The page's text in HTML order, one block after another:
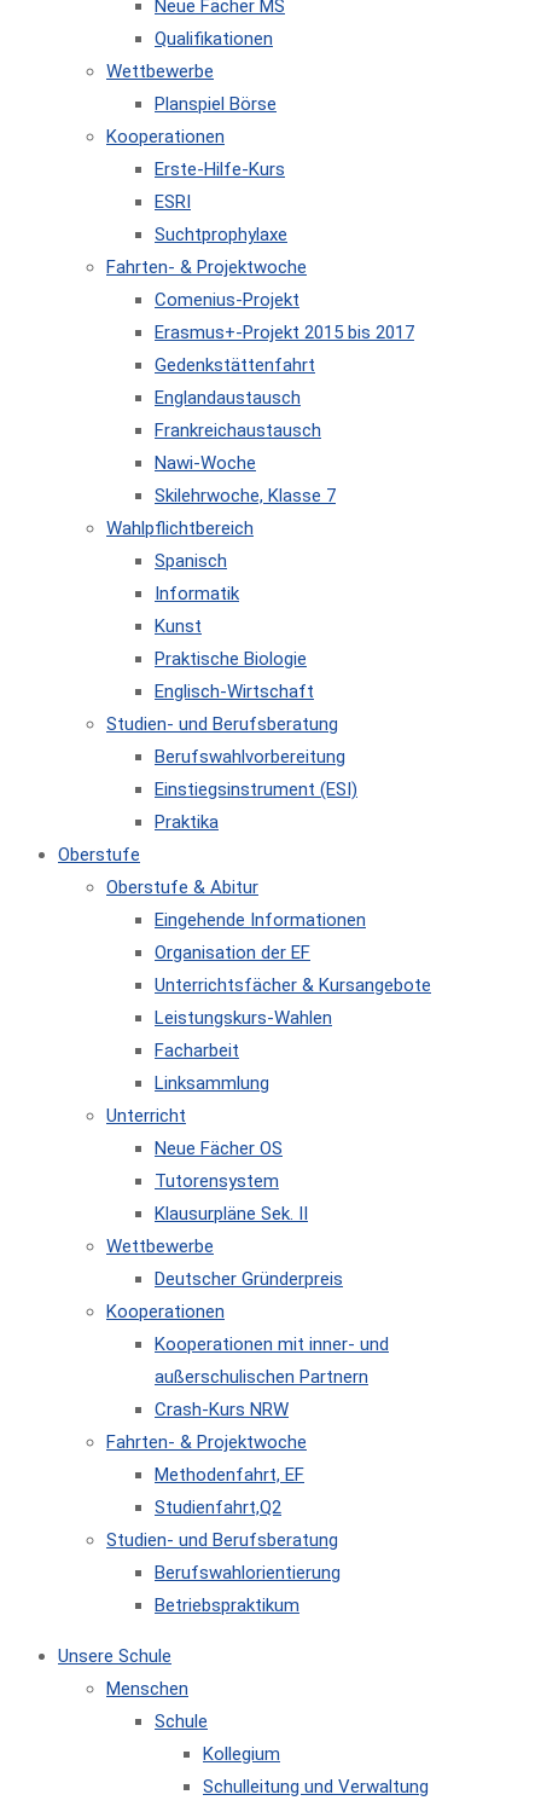
Neue Fächer MS
Qualifikationen
Wettbewerbe
Planspiel Börse
Kooperationen
Erste-Hilfe-Kurs
ESRI
Suchtprophylaxe
Fahrten- & Projektwoche
Comenius-Projekt
Erasmus+-Projekt 2015 bis 2017
Gedenkstättenfahrt
Englandaustausch
Frankreichaustausch
Nawi-Woche
Skilehrwoche, Klasse 7
Wahlpflichtbereich
Spanisch
Informatik
Kunst
Praktische Biologie
Englisch-Wirtschaft
Studien- und Berufsberatung
Berufswahlvorbereitung
Einstiegsinstrument (ESI)
Praktika
Oberstufe
Oberstufe & Abitur
Eingehende Informationen
Organisation der EF
Unterrichtsfächer & Kursangebote
Leistungskurs-Wahlen
Facharbeit
Linksammlung
Unterricht
Neue Fächer OS
Tutorensystem
Klausurpläne Sek. II
Wettbewerbe
Deutscher Gründerpreis
Kooperationen
Kooperationen mit inner- und
außerschulischen Partnern
Crash-Kurs NRW
Fahrten- & Projektwoche
Methodenfahrt, EF
Studienfahrt,Q2
Studien- und Berufsberatung
Berufswahlorientierung
Betriebspraktikum
Unsere Schule
Menschen
Schule
Kollegium
Schulleitung und Verwaltung